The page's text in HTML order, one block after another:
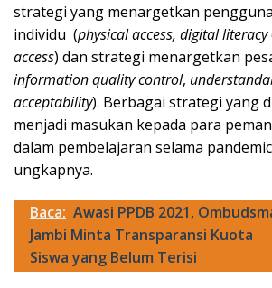
strategi yang menargetkan
individu (physical access, digital literacy
access) dan strategi menargetkan
information quality control,
acceptability). Berbagai strategi yang
menjadi masukan kepada para
dalam pembelajaran selama pandemic
ungkapnya.
Baca: Awasi PPDB 2021,
Jambi Minta Transparansi Kuota
Siswa yang Belum Terisi